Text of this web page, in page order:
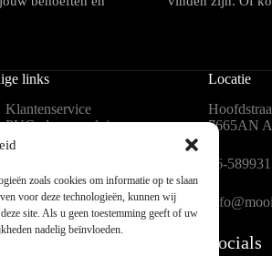
zoals cookies om informatie op te slaan
voor deze technologieën, kunnen wij
site. Als u geen toestemming geeft of uw
nadelig beïnvloeden.
links
Klantenservice
PVC vloeren advies
Inspiratie
blog
Over ons
Contact
Legservice
Locatie
7665AN
06-
Socials